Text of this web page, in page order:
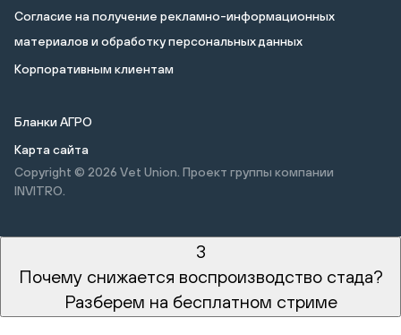
Cогласие на получение рекламно-информационных
материалов и обработку персональных данных
Корпоративным клиентам
Бланки АГРО
Карта сайта
Copyright © 2026 Vet Union. Проект группы компании
INVITRO.
3
Почему снижается воспроизводство стада?
Разберем на бесплатном стриме